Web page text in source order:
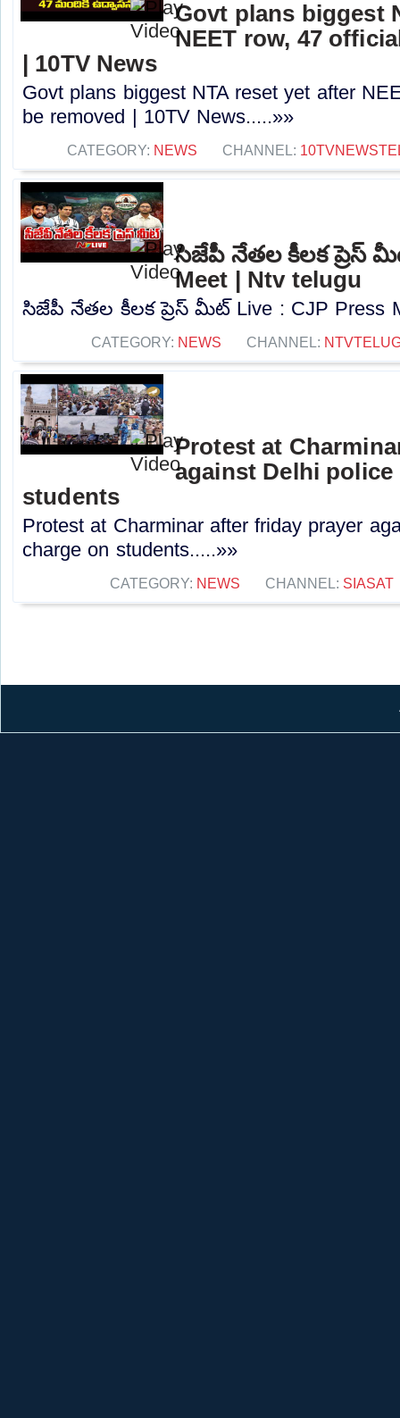
Govt plans biggest
NEET row, 47
| 10TV News
Govt plans biggest NTA reset yet after
be removed | 10TV News.....»»
CATEGORY: NEWS CHANNEL:
సిజేపీ నేతల కీలక ప్రెస్
Meet | Ntv telugu
సిజేపీ నేతల కీలక ప్రెస్ మీట్ Live : CJP Press
CATEGORY: NEWS CHANNEL:
Protest at
against Delhi
students
Protest at Charminar after friday prayer
charge on students.....»»
CATEGORY: NEWS CHANNEL: SIASAT